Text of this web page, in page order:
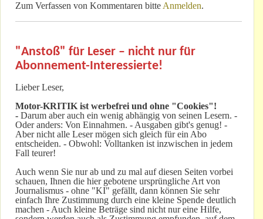
Zum Verfassen von Kommentaren bitte Anmelden.
"Anstoß" für Leser – nicht nur für
Abonnement-Interessierte!
Lieber Leser,
Motor-KRITIK ist werbefrei und ohne "Cookies"!
- Darum aber auch ein wenig abhängig von seinen Lesern. -
Oder anders: Von Einnahmen. - Ausgaben gibt's genug! -
Aber nicht alle Leser mögen sich gleich für ein Abo
entscheiden. - Obwohl: Volltanken ist inzwischen in jedem
Fall teurer!
Auch wenn Sie nur ab und zu mal auf diesen Seiten vorbei
schauen, Ihnen die hier gebotene ursprüngliche Art von
Journalismus - ohne "KI" gefällt, dann können Sie sehr
einfach Ihre Zustimmung durch eine kleine Spende deutlich
machen - Auch kleine Beträge sind nicht nur eine Hilfe,